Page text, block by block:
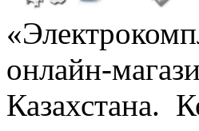
онлайн-
Казахстана.